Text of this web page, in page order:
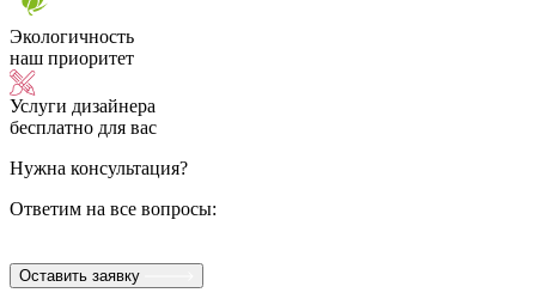
Экологичность
наш приоритет
Услуги дизайнера
бесплатно для вас
Нужна консультация?
Ответим на все вопросы:
Оставить заявку